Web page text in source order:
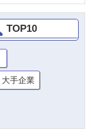
TOP10
大手企業